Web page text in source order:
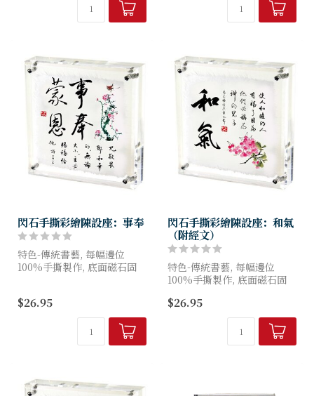
閃石手撕彩繪陳設座：事奉
特色-傳統書藝, 每幅邊位
100%手撕製作, 底面磁石固
$26.95
閃石手撕彩繪陳設座：和氣
（附經文）
特色-傳統書藝, 每幅邊位
100%手撕製作, 底面磁石固
$26.95